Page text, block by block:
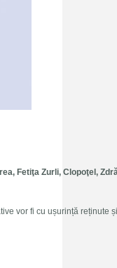
Fetiţa Zurli, Clopoţel, Zdr
vor fi cu ușurință reținute